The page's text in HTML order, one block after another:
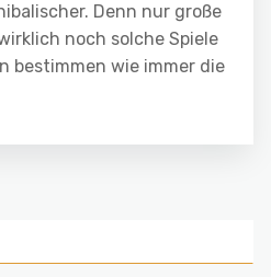
Denn nur große
noch solche Spiele
bestimmen wie immer die